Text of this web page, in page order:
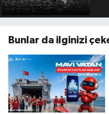
Bunlar da ilginizi